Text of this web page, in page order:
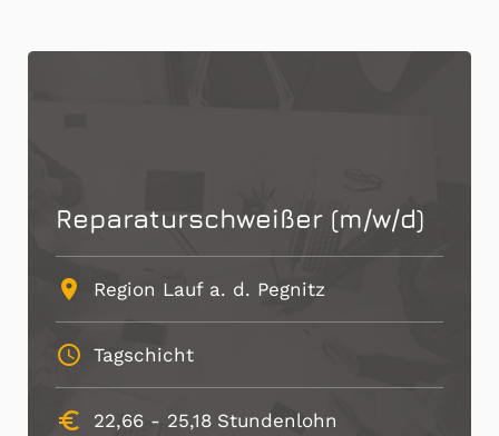
Reparaturschweißer (m/w/d)
place Region Lauf a. d. Pegnitz
schedule Tagschicht
euro_symbol 22,66 - 25,18 Stundenlohn